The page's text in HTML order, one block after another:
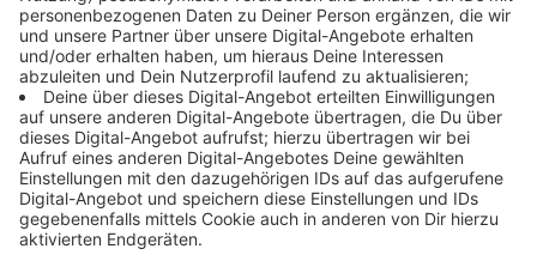
Die neuen Tempo-30-Zonen in Moers
Anzeige
Willy-Brandt-Allee im Bereich des Durchgangs
zum Seniorenzentrum
Rheinberger Straße zwischen Baerler Straße und